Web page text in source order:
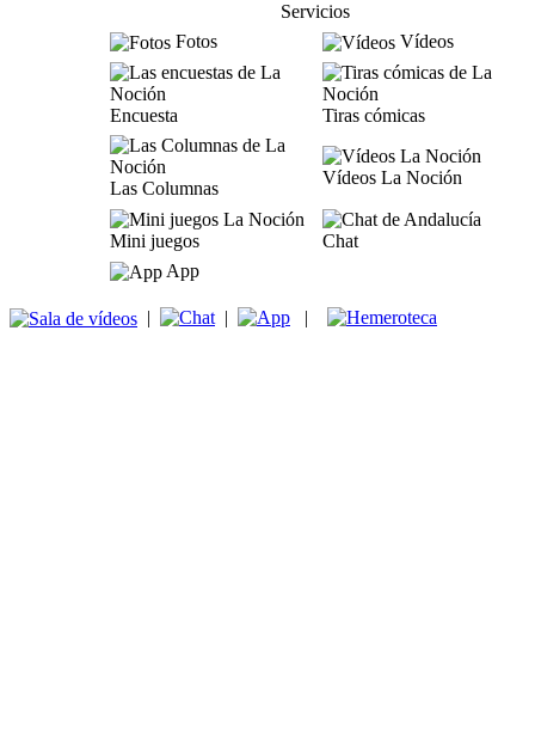
Servicios
Fotos
Vídeos
Encuesta Tiras cómicas
Las Columnas
Vídeos La Noción
Mini juegos
Chat
App
| | |